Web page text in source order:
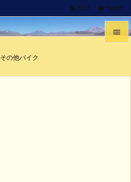


 RSS Feedly
その他バイク